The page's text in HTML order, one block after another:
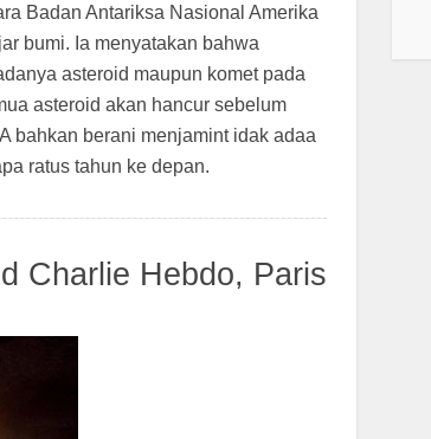
Badan Antariksa Nasional Amerika
bumi. Ia menyatakan bahwa
asteroid maupun komet pada
asteroid akan hancur sebelum
bahkan berani menjamint idak adaa
ratus tahun ke depan.
Charlie Hebdo, Paris